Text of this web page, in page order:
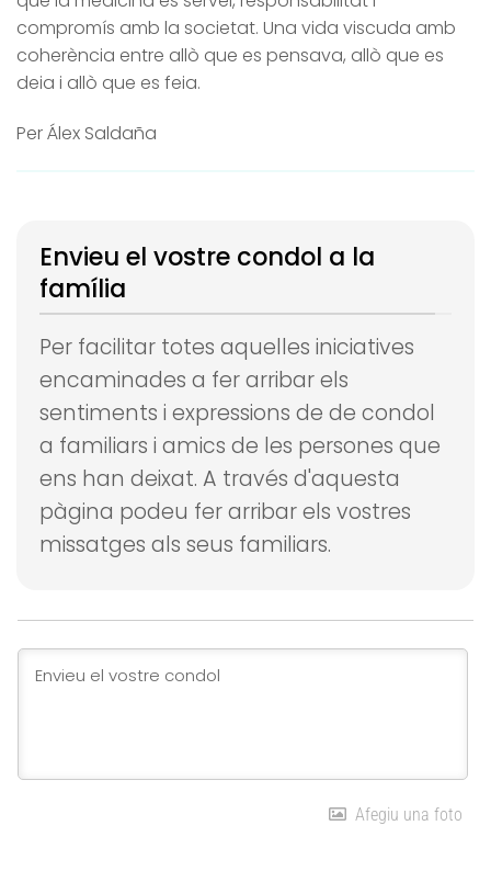
compromís amb la societat. Una vida viscuda amb
coherència entre allò que es pensava, allò que es
deia i allò que es feia.
Per Álex Saldaña
Envieu el vostre condol a la
família
Per facilitar totes aquelles iniciatives
encaminades a fer arribar els
sentiments i expressions de de condol
a familiars i amics de les persones que
ens han deixat. A través d'aquesta
pàgina podeu fer arribar els vostres
missatges als seus familiars.
Afegiu una foto